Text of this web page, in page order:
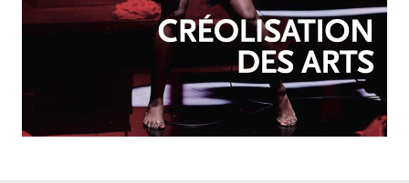
OCTOBRE-DÉCEMBRE 2025
Créolisation des arts